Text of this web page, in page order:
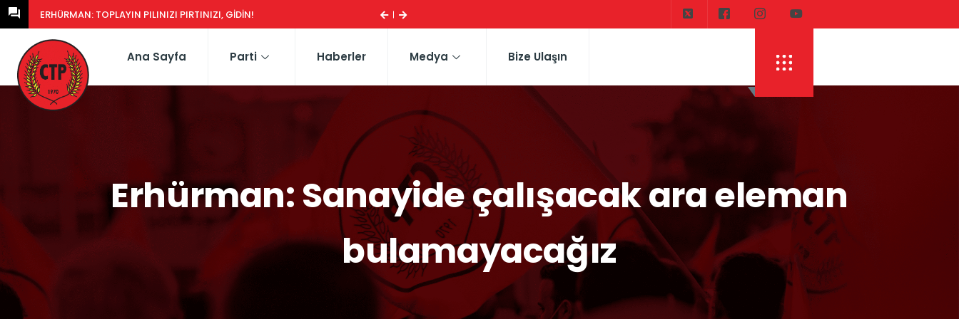
ERHÜRMAN: GÜNEY’DEKI YASA EŞDEĞERCIDEN MÜTEAHHIDE HERKESI ... CTP HEYETI, TRAFIK EĞITIM PARKI’NI YERINDE INCELEDI ERHÜRMAN: TOPLAYIN PILINIZI
Ana Sayfa Parti Haberler Medya Bize Ulaşın
Erhürman: Sanayide çalışacak ara eleman
bulamayacağız